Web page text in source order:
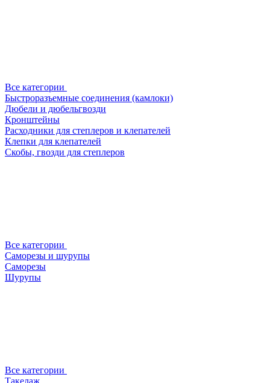
Все категории
Быстроразъемные соединения (камлоки)
Дюбели и дюбельгвозди
Кронштейны
Расходники для степлеров и клепателей
Клепки для клепателей
Скобы, гвозди для степлеров
Все категории
Саморезы и шурупы
Саморезы
Шурупы
Все категории
Такелаж